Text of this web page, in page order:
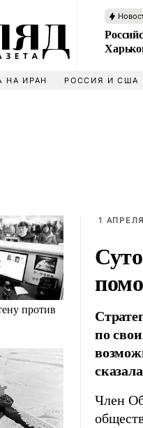
НА ИРАН РОССИЯ И США
против
1
по
Член